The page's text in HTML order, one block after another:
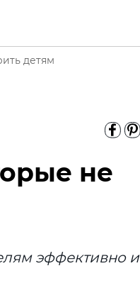
детям
не
эффективно и